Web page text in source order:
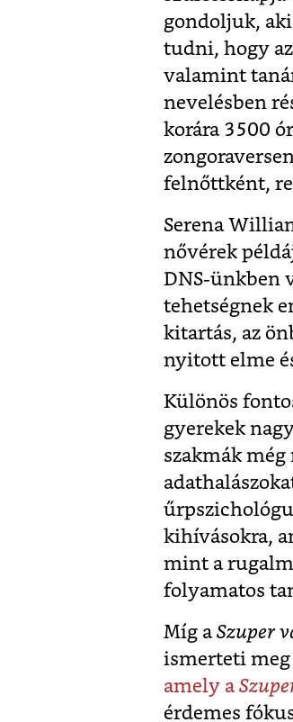
gondoljuk,
tudni, hogy
valamint
nevelésben
korára 3500
felnőttként,
Serena
nővérek
DNS-ünkben
tehetségnek
kitartás, az
nyitott elme
Különös
gyerekek
szakmák
kihívásokra,
mint a
folyamatos
Míg aSzuper
ismerteti meg
amely a
érdemes